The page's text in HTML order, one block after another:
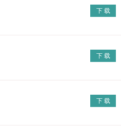
下 载
下 载
下 载